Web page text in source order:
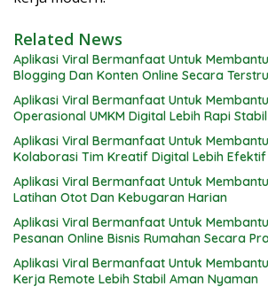
Related News
Aplikasi Viral Bermanfaat Untuk
Blogging Dan Konten Online Secara
Aplikasi Viral Bermanfaat Untuk
Operasional UMKM Digital Lebih Rapi Stabil
Aplikasi Viral Bermanfaat Untuk
Kolaborasi Tim Kreatif Digital Lebih Efektif
Aplikasi Viral Bermanfaat Untuk
Latihan Otot Dan Kebugaran Harian
Aplikasi Viral Bermanfaat Untuk
Pesanan Online Bisnis Rumahan Secara
Aplikasi Viral Bermanfaat Untuk
Kerja Remote Lebih Stabil Aman Nyaman